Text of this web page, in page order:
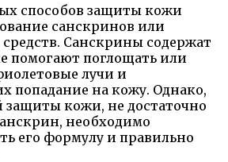
способов защиты кожи
санскринов или
Санскрины содержат
помогают поглощать или
лучи и
попадание на кожу. Однако,
защиты кожи, не достаточно
необходимо
его формулу и правильно